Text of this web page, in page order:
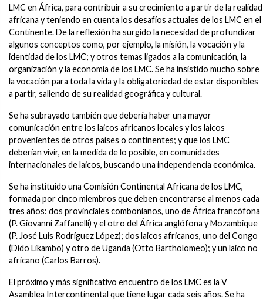
LMC en África, para contribuir a su crecimiento a partir de la realidad
africana y teniendo en cuenta los desafíos actuales de los LMC en el
Continente. De la reflexión ha surgido la necesidad de profundizar
algunos conceptos como, por ejemplo, la misión, la vocación y la
identidad de los LMC; y otros temas ligados a la comunicación, la
organización y la economía de los LMC. Se ha insistido mucho sobre
la vocación para toda la vida y la obligatoriedad de estar disponibles
a partir, saliendo de su realidad geográfica y cultural.
Se ha subrayado también que debería haber una mayor
comunicación entre los laicos africanos locales y los laicos
provenientes de otros países o continentes; y que los LMC
deberían vivir, en la medida de lo posible, en comunidades
internacionales de laicos, buscando una independencia económica.
Se ha instituido una Comisión Continental Africana de los LMC,
formada por cinco miembros que deben encontrarse al menos cada
tres años: dos provinciales combonianos, uno de África francófona
(P. Giovanni Zaffanelli) y el otro del África anglófona y Mozambique
(P. José Luis Rodríguez López); dos laicos africanos, uno del Congo
(Dido Likambo) y otro de Uganda (Otto Bartholomeo); y un laico no
africano (Carlos Barros).
El próximo y más significativo encuentro de los LMC es la V
Asamblea Intercontinental que tiene lugar cada seis años. Se ha